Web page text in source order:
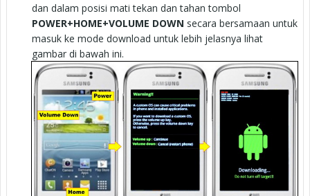
dan dalam posisi mati tekan dan tahan tombol
POWER+HOME+VOLUME DOWN secara bersamaan untuk
masuk ke mode download untuk lebih jelasnya lihat
gambar di bawah ini.